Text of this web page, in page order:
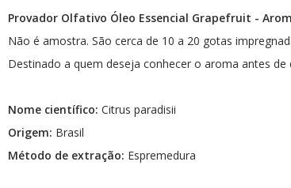
Cuidados Pessoais
Óleos Corporais
Roll-on e Sinergias
PROMOÇÕES
Provador Olfativo Óleo Essencial Grapefruit -
Não é amostra. São cerca de 10 a 20 gotas
Destinado a quem deseja conhecer o aroma antes
Nome científico: Citrus paradisii
Origem: Brasil
Método de extração: Espremedura